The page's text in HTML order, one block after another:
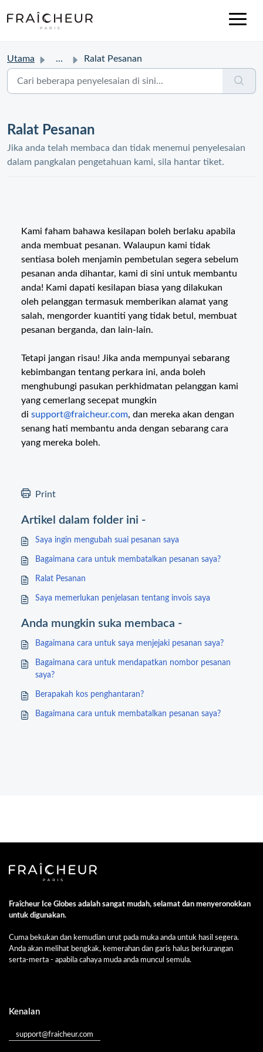
Utama ... Ralat Pesanan
Ralat Pesanan
Jika anda telah membaca dan tidak menemui penyelesaian
dalam pangkalan pengetahuan kami, sila hantar tiket.
Kami faham bahawa kesilapan boleh berlaku apabila
anda membuat pesanan. Walaupun kami tidak
sentiasa boleh menjamin pembetulan segera sebelum
pesanan anda dihantar, kami di sini untuk membantu
anda! Kami dapati kesilapan biasa yang dilakukan
oleh pelanggan termasuk memberikan alamat yang
salah, mengorder kuantiti yang tidak betul, membuat
pesanan berganda, dan lain-lain.
Tetapi jangan risau! Jika anda mempunyai sebarang
kebimbangan tentang perkara ini, anda boleh
menghubungi pasukan perkhidmatan pelanggan kami
yang cemerlang secepat mungkin
di support@fraicheur.com, dan mereka akan dengan
senang hati membantu anda dengan sebarang cara
yang mereka boleh.
Print
Artikel dalam folder ini -
Saya ingin mengubah suai pesanan saya
Bagaimana cara untuk membatalkan pesanan saya?
Ralat Pesanan
Saya memerlukan penjelasan tentang invois saya
Anda mungkin suka membaca -
Bagaimana cara untuk saya menjejaki pesanan saya?
Bagaimana cara untuk mendapatkan nombor pesanan
saya?
Berapakah kos penghantaran?
Bagaimana cara untuk membatalkan pesanan saya?
Fraîcheur Ice Globes adalah sangat mudah, selamat dan menyeronokkan
untuk digunakan.
Cuma bekukan dan kemudian urut pada muka anda untuk hasil segera.
Anda akan melihat bengkak, kemerahan dan garis halus berkurangan
serta-merta - apabila cahaya muda anda muncul semula.
Kenalan
support@fraicheur.com